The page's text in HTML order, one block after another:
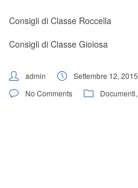
Consigli di Classe Roccella
Consigli di Classe Gioiosa
admin Settembre 12, 2015
No Comments
Documenti,